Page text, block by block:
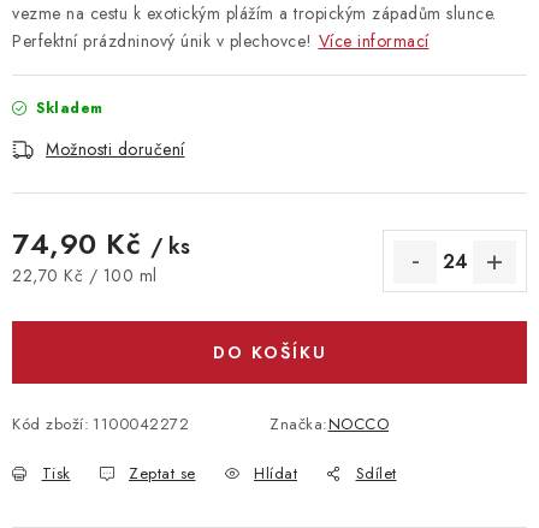
vezme na cestu k exotickým plážím a tropickým západům slunce.
Perfektní prázdninový únik v plechovce! Více informací
Skladem
Možnosti doručení
74,90 Kč / ks
Měrná cena:
22,70 Kč / 100 ml
DO KOŠÍKU
Kód zboží: 1100042272 Značka:NOCCO
Tisk Zeptat se Hlídat Sdílet